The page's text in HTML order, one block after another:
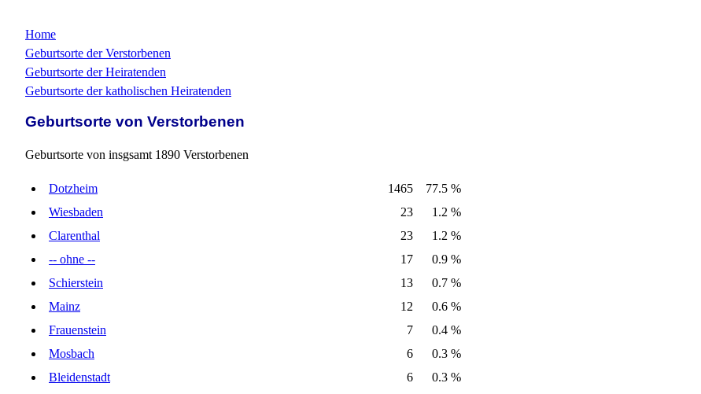
Home
Geburtsorte der Verstorbenen
Geburtsorte der Heiratenden
Geburtsorte der katholischen Heiratenden
Geburtsorte von Verstorbenen
Geburtsorte von insgsamt 1890 Verstorbenen
Dotzheim 1465
77.5 %
Wiesbaden
23
1.2 %
Clarenthal
23
1.2 %
-- ohne --
17
0.9 %
Schierstein
13
0.7 %
Mainz
12
0.6 %
Frauenstein
7
0.4 %
Mosbach
6
0.3 %
Bleidenstadt
6
0.3 %